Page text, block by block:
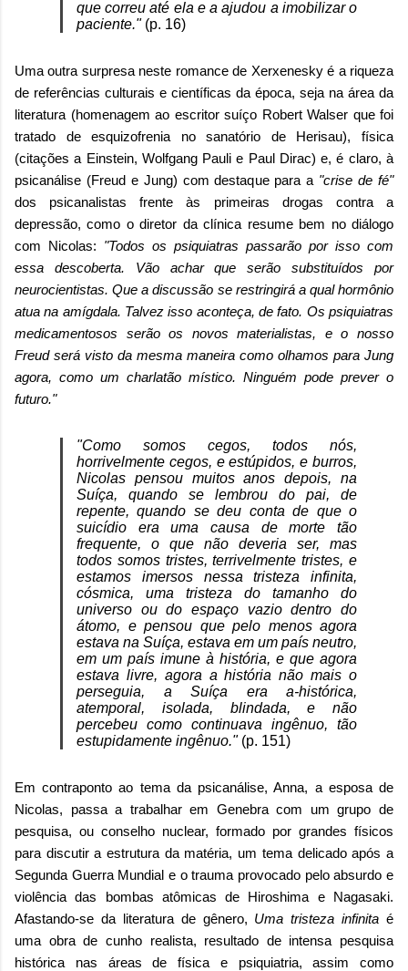
que correu até ela e a ajudou a imobilizar o
paciente."(p. 16)
Uma outra surpresa neste romance de Xerxenesky é a riqueza
de referências culturais e científicas da época, seja na área da
literatura (homenagem ao escritor suíço Robert Walser que foi
tratado de esquizofrenia no sanatório de Herisau), física
(citações a Einstein, Wolfgang Pauli e Paul Dirac) e, é claro, à
psicanálise (Freud e Jung) com destaque para a "crise de fé"
dos psicanalistas frente às primeiras drogas contra a
depressão, como o diretor da clínica resume bem no diálogo
com Nicolas: "Todos os psiquiatras passarão por isso com
essa descoberta. Vão achar que serão substituídos por
neurocientistas. Que a discussão se restringirá a qual hormônio
atua na amígdala. Talvez isso aconteça, de fato. Os psiquiatras
medicamentosos serão os novos materialistas, e o nosso
Freud será visto da mesma maneira como olhamos para Jung
agora, como um charlatão místico. Ninguém pode prever o
futuro."
"Como somos cegos, todos nós,
horrivelmente cegos, e estúpidos, e burros,
Nicolas pensou muitos anos depois, na
Suíça, quando se lembrou do pai, de
repente, quando se deu conta de que o
suicídio era uma causa de morte tão
frequente, o que não deveria ser, mas
todos somos tristes, terrivelmente tristes, e
estamos imersos nessa tristeza infinita,
cósmica, uma tristeza do tamanho do
universo ou do espaço vazio dentro do
átomo, e pensou que pelo menos agora
estava na Suíça, estava em um país neutro,
em um país imune à história, e que agora
estava livre, agora a história não mais o
perseguia, a Suíça era a-histórica,
atemporal, isolada, blindada, e não
percebeu como continuava ingênuo, tão
estupidamente ingênuo."(p. 151)
Em contraponto ao tema da psicanálise, Anna, a esposa de
Nicolas, passa a trabalhar em Genebra com um grupo de
pesquisa, ou conselho nuclear, formado por grandes físicos
para discutir a estrutura da matéria, um tema delicado após a
Segunda Guerra Mundial e o trauma provocado pelo absurdo e
violência das bombas atômicas de Hiroshima e Nagasaki.
Afastando-se da literatura de gênero, Uma tristeza infinita é
uma obra de cunho realista, resultado de intensa pesquisa
histórica nas áreas de física e psiquiatria, assim como